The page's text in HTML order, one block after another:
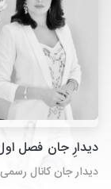
دیدارِ جان فصل
دیدار جان کانال رسمی